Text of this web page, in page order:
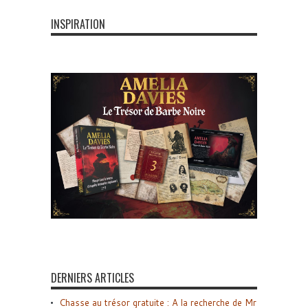
INSPIRATION
DERNIERS ARTICLES
Chasse au trésor gratuite : A la recherche de Mr